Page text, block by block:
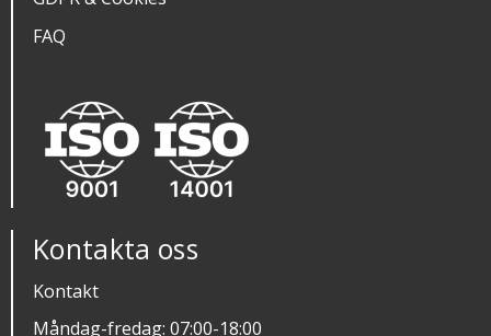
FAQ
Kontakta oss
Kontakt
Måndag-fredag: 07:00-18:00